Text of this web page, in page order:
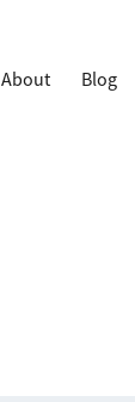
About Blog